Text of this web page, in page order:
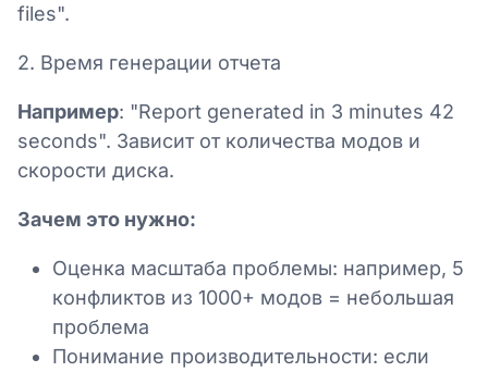
files".
2. Время генерации отчета
Например: "Report generated in 3 minutes 42
seconds". Зависит от количества модов и
скорости диска.
Зачем это нужно:
Оценка масштаба проблемы: например, 5
конфликтов из 1000+ модов = небольшая
проблема
Понимание производительности: если